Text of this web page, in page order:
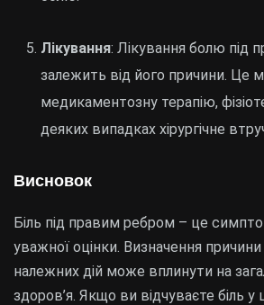
Лікування: Лікування болю під
залежить від його причини. Це
медикаментозну терапію,
деяких випадках хірургічне
Висновок
Біль під правим ребром – це
уважної оцінки. Визначення
належних дій може вплинути на
здоров’я. Якщо ви відчуваєте біль у